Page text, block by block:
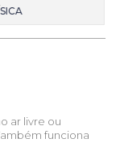
ar livre ou
funciona